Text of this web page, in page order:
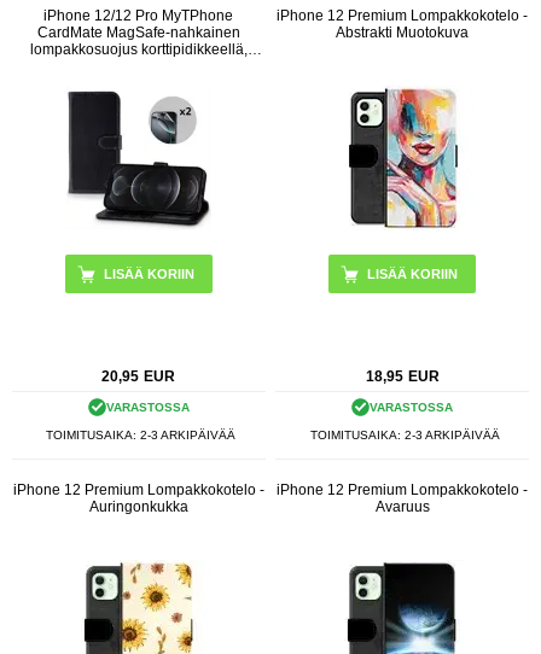
iPhone 12/12 Pro MyTPhone
CardMate MagSafe-nahkainen
lompakkosuojus korttipidikkeellä,
LISÄÄ KORIIN
20,95 EUR
VARASTOSSA
TOIMITUSAIKA: 2-3 ARKIPÄIVÄÄ
iPhone 12 Premium Lompakkokotelo -
Abstrakti Muotokuva
18,95 EUR
VARASTOSSA
TOIMITUSAIKA: 2-3 ARKIPÄIVÄÄ
iPhone 12 Premium Lompakkokotelo -
Auringonkukka
iPhone 12 Premium Lompakkokotelo -
Avaruus